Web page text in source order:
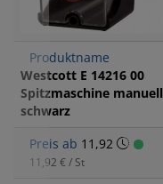
Produktname
Westcott E 14216 00
Spitzmaschine manuell
schwarz
Preis ab 11,92
11,92 € / St